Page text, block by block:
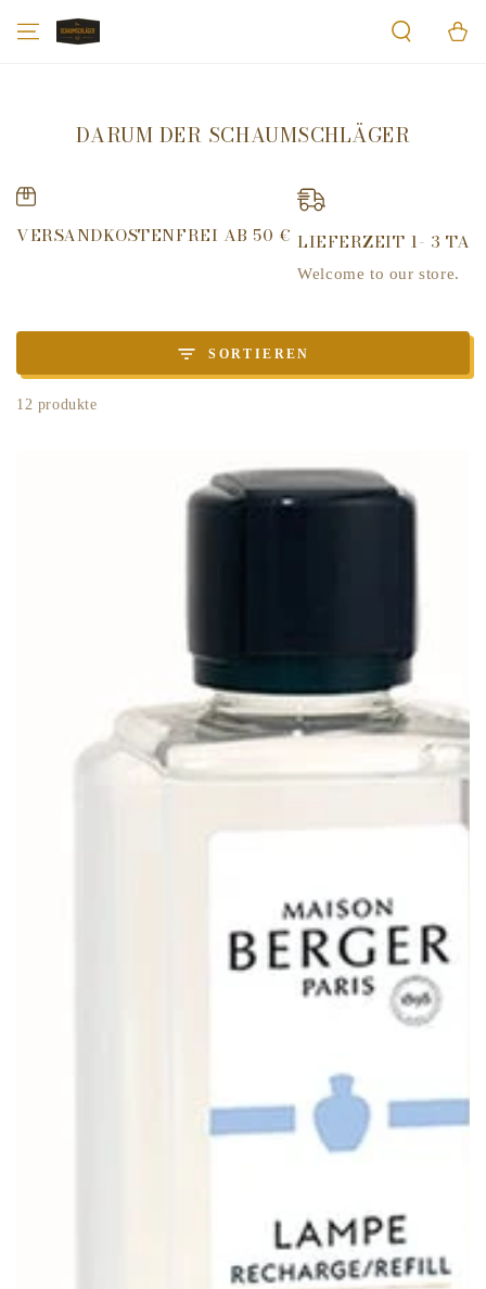
SPRINGEN
DARUM DER SCHAUMSCHLÄGER
VERSANDKOSTENFREI AB 50 € LIEFERZEIT 1- 3
Welcome to our store.
SORTIEREN
12 produkte